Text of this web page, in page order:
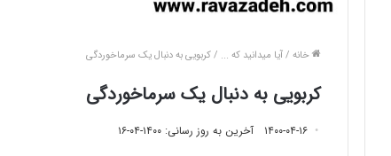
خانه /آیا میدانید که ... /کربویی به دنبال یک سرماخوردگی
کربویی به دنبال یک سرماخوردگی
۱۴۰۰-۰۴-۱۶ آخرین به روز رسانی: ۱۴۰۰-۰۴-۱۶